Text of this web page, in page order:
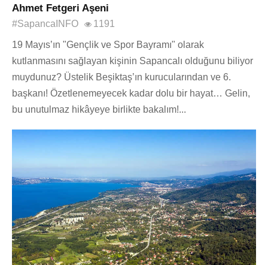
Ahmet Fetgeri Aşeni
#SapancaINFO 1191
19 Mayıs’ın "Gençlik ve Spor Bayramı" olarak
kutlanmasını sağlayan kişinin Sapancalı olduğunu biliyor
muydunuz? Üstelik Beşiktaş’ın kurucularından ve 6.
başkanı! Özetlenemeyecek kadar dolu bir hayat… Gelin,
bu unutulmaz hikâyeye birlikte bakalım!...